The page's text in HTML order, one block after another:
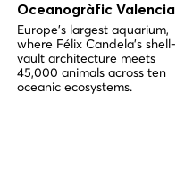
Oceanogràfic Valencia
Europe's largest aquarium,
where Félix Candela's shell-
vault architecture meets
45,000 animals across ten
oceanic ecosystems.